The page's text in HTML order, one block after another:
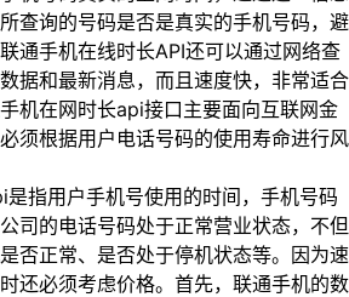
查询的号码是否是真实的手机号码，避
通手机在线时长API还可以通过网络查
据和最新消息，而且速度快，非常适合
机在网时长api接口主要面向互联网金
须根据用户电话号码的使用寿命进行风
指用户手机号使用的时间，手机号码
司的电话号码处于正常营业状态，不但
否正常、是否处于停机状态等。因为速
还必须考虑价格。首先，联通手机的数